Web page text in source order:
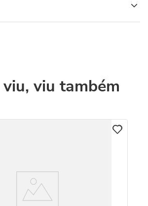
viu também